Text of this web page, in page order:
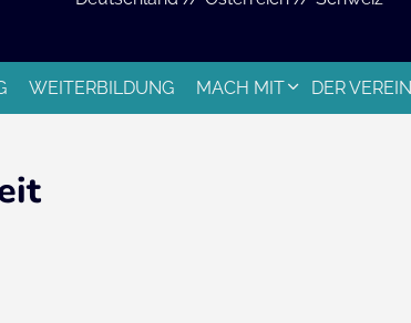
WEITERBILDUNG MACH MIT DER VEREIN